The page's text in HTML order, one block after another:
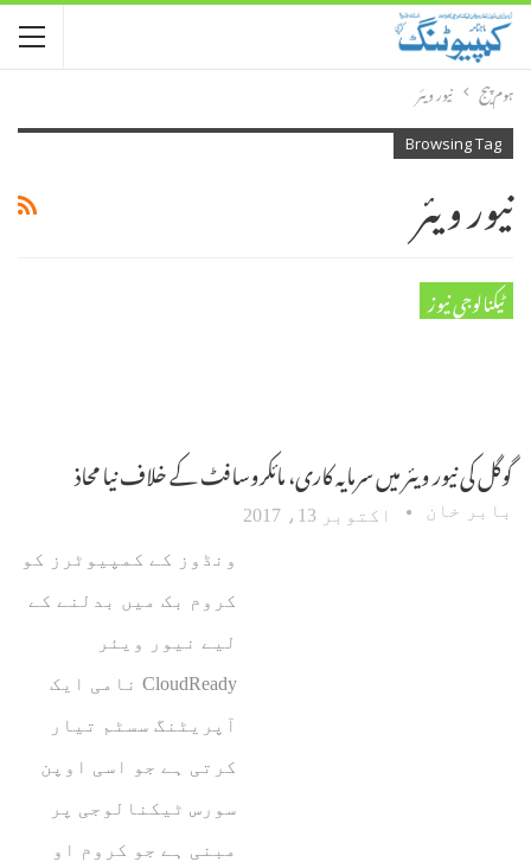
ہوم پیج نیور ویئر
Browsing Tag
نیور ویئر
ٹیکنالوجی نیوز
گوگل کی نیور ویئر میں سرمایہ کاری، مائکروسافٹ کے خلاف نیا محاذ
بابر خان اکتوبر 13، 2017
ونڈوز کے کمپیوٹرز کو
کروم بک میں بدلنے کے
لیے نیور ویئر
CloudReady نامی ایک
آپریٹنگ سسٹم تیار
کرتی ہے جو اسی اوپن
سورس ٹیکنالوجی پر
مبنی ہے جو کروم او